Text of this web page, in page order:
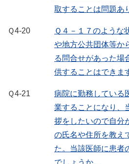
取することは問題あ
Ｑ4-20
Ｑ４－１７のような
や地方公共団体等か
る問合せがあった場
供することはできま
Ｑ4-21
病院に勤務している
業することになり、
拶をしたいので自分
の氏名や住所を教え
た。当該医師に患者
でしょうか。